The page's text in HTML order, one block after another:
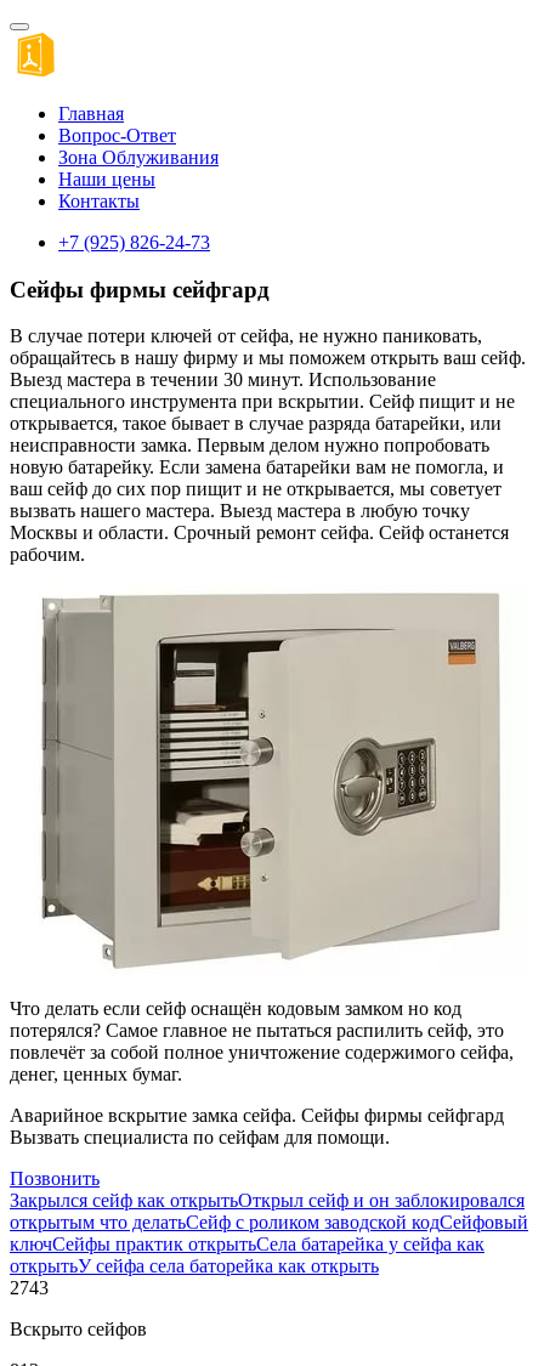
Главная
Вопрос-Ответ
Зона Облуживания
Наши цены
Контакты
+7 (925) 826-24-73
Сейфы фирмы сейфгард
В случае потери ключей от сейфа, не нужно паниковать,
обращайтесь в нашу фирму и мы поможем открыть ваш сейф.
Выезд мастера в течении 30 минут. Использование
специального инструмента при вскрытии. Сейф пищит и не
открывается, такое бывает в случае разряда батарейки, или
неисправности замка. Первым делом нужно попробовать
новую батарейку. Если замена батарейки вам не помогла, и
ваш сейф до сих пор пищит и не открывается, мы советует
вызвать нашего мастера. Выезд мастера в любую точку
Москвы и области. Срочный ремонт сейфа. Сейф останется
рабочим.
Что делать если сейф оснащён кодовым замком но код
потерялся? Самое главное не пытаться распилить сейф, это
повлечёт за собой полное уничтожение содержимого сейфа,
денег, ценных бумаг.
Аварийное вскрытие замка сейфа. Сейфы фирмы сейфгард
Вызвать специалиста по сейфам для помощи.
Позвонить
Закрылся сейф как открытьОткрыл сейф и он заблокировался
открытым что делатьСейф с роликом заводской кодСейфовый
ключСейфы практик открытьСела батарейка у сейфа как
открытьУ сейфа села баторейка как открыть
2743
Вскрыто сейфов